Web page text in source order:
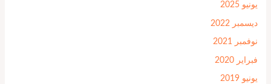
يونيو 2025
ديسمبر 2022
نوفمبر 2021
فبراير 2020
يونيو 2019